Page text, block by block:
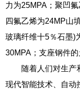
力为25MPA；聚凹
四氟乙烯为24MP山
玻璃纤维十5％石墨)
30MPA；支座钢件的
随着人们对生产
现代智能技术、自动